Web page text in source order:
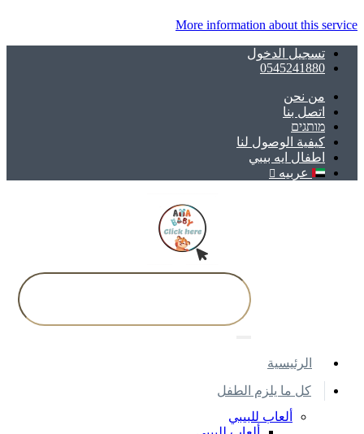
More information about this service
تسجيل الدخول
0545241880
ﻣﻦ ﻧﺤﻦ
اتصل بنا
מותגים
كيفية الوصول لنا
اطفال ايه بيبي
عربيه
اﻟﺮﺋﻴﺴﻴﺔ
كل ما يلزم الطفل
ألعاب للبيبي